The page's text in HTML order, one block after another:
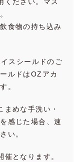
食物の持ち込み
スシールドのご
ルドはOZアカ
。
めな手洗い・
感じた場合、速
い。
となります。